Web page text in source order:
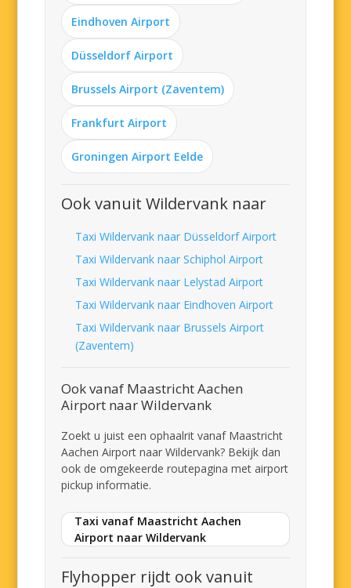
Eindhoven Airport
Düsseldorf Airport
Brussels Airport (Zaventem)
Frankfurt Airport
Groningen Airport Eelde
Ook vanuit Wildervank naar
Taxi Wildervank naar Düsseldorf Airport
Taxi Wildervank naar Schiphol Airport
Taxi Wildervank naar Lelystad Airport
Taxi Wildervank naar Eindhoven Airport
Taxi Wildervank naar Brussels Airport
(Zaventem)
Ook vanaf Maastricht Aachen
Airport naar Wildervank
Zoekt u juist een ophaalrit vanaf Maastricht
Aachen Airport naar Wildervank? Bekijk dan
ook de omgekeerde routepagina met airport
pickup informatie.
Taxi vanaf Maastricht Aachen
Airport naar Wildervank
Flyhopper rijdt ook vanuit